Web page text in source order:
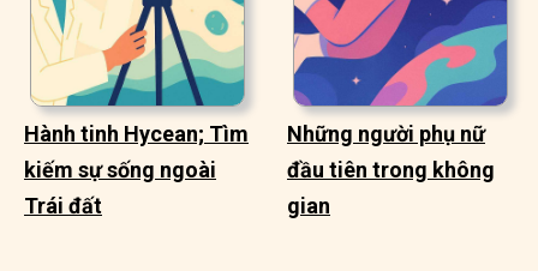
Hành tinh Hycean; Tìm
kiếm sự sống ngoài
Trái đất
Những người phụ nữ
đầu tiên trong không
gian